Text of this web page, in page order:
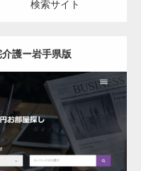
検索サイト
護ー岩手県版
居宅介護